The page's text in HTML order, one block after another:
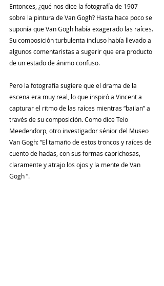
Entonces, ¿qué nos dice la fotografía de 1907
sobre la pintura de Van Gogh? Hasta hace poco se
suponía que Van Gogh había exagerado las raíces.
Su composición turbulenta incluso había llevado a
algunos comentaristas a sugerir que era producto
de un estado de ánimo confuso.
Pero la fotografía sugiere que el drama de la
escena era muy real, lo que inspiró a Vincent a
capturar el ritmo de las raíces mientras “bailan” a
través de su composición. Como dice Teio
Meedendorp, otro investigador sénior del Museo
Van Gogh: “El tamaño de estos troncos y raíces de
cuento de hadas, con sus formas caprichosas,
claramente y atrajo los ojos y la mente de Van
Gogh ”.